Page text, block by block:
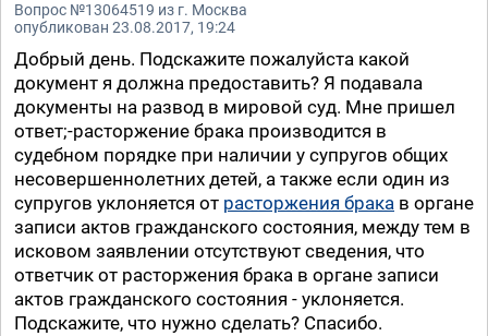
Вопрос №13064519 из г. Москва
опубликован 23.08.2017, 19:24
Добрый день. Подскажите пожалуйста какой
документ я должна предоставить? Я подавала
документы на развод в мировой суд. Мне пришел
ответ;-расторжение брака производится в
судебном порядке при наличии у супругов общих
несовершеннолетних детей, а также если один из
супругов уклоняется от расторжения брака в органе
записи актов гражданского состояния, между тем в
исковом заявлении отсутствуют сведения, что
ответчик от расторжения брака в органе записи
актов гражданского состояния - уклоняется.
Подскажите, что нужно сделать? Спасибо.